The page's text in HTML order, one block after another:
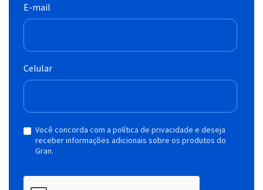
E-mail
Celular
Você concorda com a política de privacidade e deseja
receber informações adicionais sobre os produtos do
Gran.